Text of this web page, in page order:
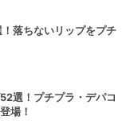
落ちないリップをプチ
選！プチプラ・デパコ
場！